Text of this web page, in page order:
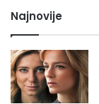
Najnovije